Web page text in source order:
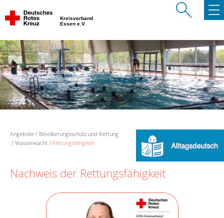
Kreisverband
Essen e.V.
Angebote
Bevölkerungsschutz und Rettung
Wasserwacht
Rettungsfähigkeit
Nachweis der Rettungsfähigkeit